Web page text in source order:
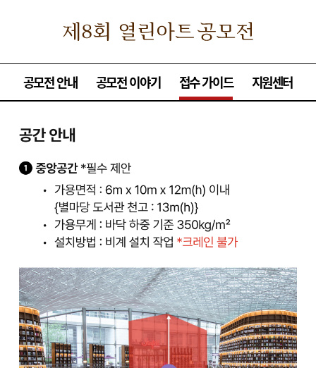
공모전 안내 공모전 이야기 접수 가이드 지원센터